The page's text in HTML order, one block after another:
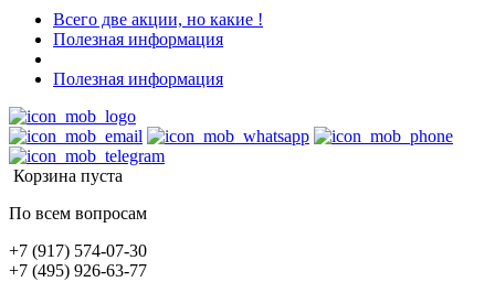
Всего две акции, но какие !
Полезная информация
Полезная информация
Корзина пуста
По всем вопросам
+7 (917) 574-07-30
+7 (495) 926-63-77